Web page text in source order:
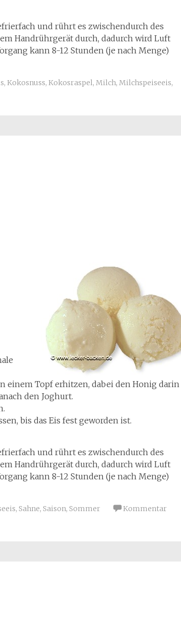
und rührt es zwischendurch des
Handrührgerät durch, dadurch wird Luft
kann 8-12 Stunden (je nach Menge)
, Kokosnuss, Kokosraspel, Milch, Milchspeiseeis,
einem Topf erhitzen, dabei den Honig darin
den Joghurt.
bis das Eis fest geworden ist.
und rührt es zwischendurch des
Handrührgerät durch, dadurch wird Luft
kann 8-12 Stunden (je nach Menge)
, Sahne, Saison, Sommer
Kommentar